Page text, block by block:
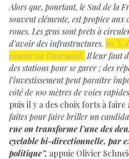
Alors que, pourtant, le Sud de la
souvent clémente, est propice aux
roues. Les gens sont prêts à
d’avoir des infrastructures. 60 %
comme au Danemark. Il leur faut
des stations pour se garer ; des
l’investissement peut paraître
côté de 100 mètres de voies
puis il y a des choix forts à faire
faites pour faire briller un
rue on transforme l’une des
cyclable bi-directionnelle, par
politique”, appuie Olivier